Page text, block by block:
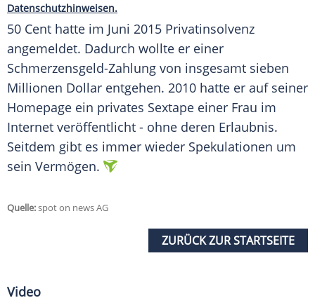
Datenschutzhinweisen.
50 Cent hatte im Juni 2015 Privatinsolvenz
angemeldet. Dadurch wollte er einer
Schmerzensgeld-Zahlung von insgesamt sieben
Millionen Dollar entgehen. 2010 hatte er auf seiner
Homepage ein privates Sextape einer Frau im
Internet veröffentlicht - ohne deren Erlaubnis.
Seitdem gibt es immer wieder Spekulationen um
sein Vermögen.
Quelle:spot on news AG
ZURÜCK ZUR STARTSEITE
Video